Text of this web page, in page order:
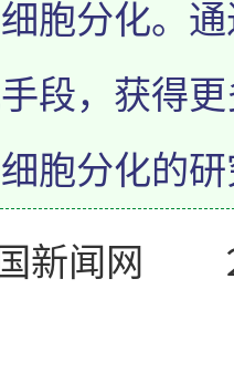
胞分化。
段，获得
胞分化的
闻网 ２